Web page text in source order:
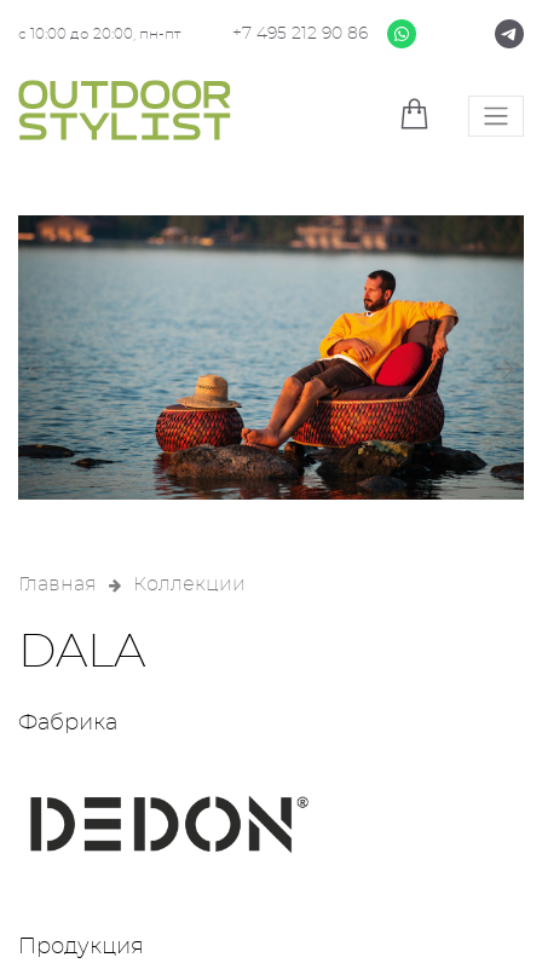
с 10:00 до 20:00, пн-пт +7 495 212 90 86
Главная Коллекции
DALA
Фабрика
Продукция